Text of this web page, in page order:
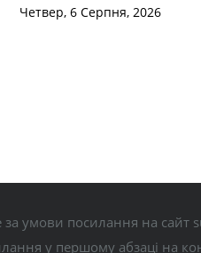
Четвер, 6 Серпня, 2026
умови посилання на сайт
у першому абзаці на